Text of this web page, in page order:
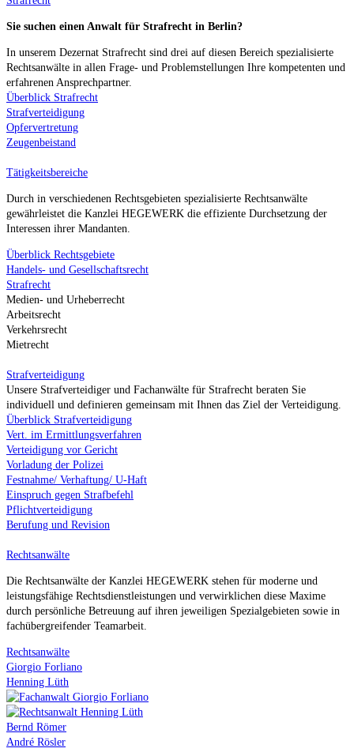
Sie suchen einen Anwalt für Strafrecht in Berlin?
In unserem Dezernat Strafrecht sind drei auf diesen Bereich spezialisierte
Rechtsanwälte in allen Frage- und Problemstellungen Ihre kompetenten und
erfahrenen Ansprechpartner.
Überblick Strafrecht
Strafverteidigung
Opfervertretung
Zeugenbeistand
Tätigkeitsbereiche
Durch in verschiedenen Rechtsgebieten spezialisierte Rechtsanwälte
gewährleistet die Kanzlei HEGEWERK die effiziente Durchsetzung der
Interessen ihrer Mandanten.
Überblick Rechtsgebiete
Handels- und Gesellschaftsrecht
Strafrecht
Medien- und Urheberrecht
Arbeitsrecht
Verkehrsrecht
Mietrecht
Strafverteidigung
Unsere Strafverteidiger und Fachanwälte für Strafrecht beraten Sie
individuell und definieren gemeinsam mit Ihnen das Ziel der Verteidigung.
Überblick Strafverteidigung
Vert. im Ermittlungsverfahren
Verteidigung vor Gericht
Vorladung der Polizei
Festnahme/ Verhaftung/ U-Haft
Einspruch gegen Strafbefehl
Pflichtverteidigung
Berufung und Revision
Rechtsanwälte
Die Rechtsanwälte der Kanzlei HEGEWERK stehen für moderne und
leistungsfähige Rechtsdienstleistungen und verwirklichen diese Maxime
durch persönliche Betreuung auf ihren jeweiligen Spezialgebieten sowie in
fachübergreifender Teamarbeit.
Rechtsanwälte
Giorgio Forliano
Henning Lüth
Bernd Römer
André Rösler